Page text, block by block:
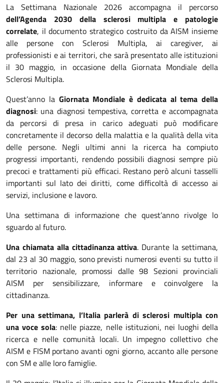
La Settimana Nazionale 2026 accompagna il percorso
dell’Agenda 2030 della sclerosi multipla e patologie
correlate, il documento strategico costruito da AISM insieme
alle persone con Sclerosi Multipla, ai caregiver, ai
professionisti e ai territori, che sarà presentato alle istituzioni
il 30 maggio, in occasione della Giornata Mondiale della
Sclerosi Multipla.
Quest’anno la Giornata Mondiale è dedicata al tema della
diagnosi: una diagnosi tempestiva, corretta e accompagnata
da percorsi di presa in carico adeguati può modificare
concretamente il decorso della malattia e la qualità della vita
delle persone. Negli ultimi anni la ricerca ha compiuto
progressi importanti, rendendo possibili diagnosi sempre più
precoci e trattamenti più efficaci. Restano però alcuni tasselli
importanti sul lato dei diritti, come difficoltà di accesso ai
servizi, inclusione e lavoro.
Una settimana di informazione che quest’anno rivolge lo
sguardo al futuro.
Una chiamata alla cittadinanza attiva. Durante la settimana,
dal 23 al 30 maggio, sono previsti numerosi eventi su tutto il
territorio nazionale, promossi dalle 98 Sezioni provinciali
AISM per sensibilizzare, informare e coinvolgere la
cittadinanza.
Per una settimana, l’Italia parlerà di sclerosi multipla con
una voce sola: nelle piazze, nelle istituzioni, nei luoghi della
ricerca e nelle comunità locali. Un impegno collettivo che
AISM e FISM portano avanti ogni giorno, accanto alle persone
con SM e alle loro famiglie.